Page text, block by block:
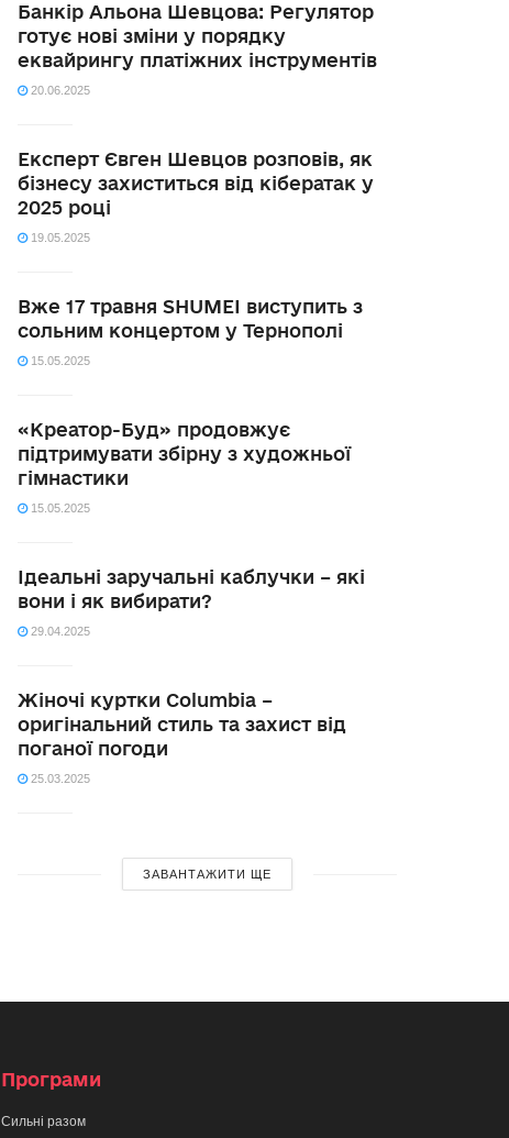
Банкір Альона Шевцова: Регулятор
готує нові зміни у порядку
еквайрингу платіжних інструментів
20.06.2025
Експерт Євген Шевцов розповів, як
бізнесу захиститься від кібератак у
2025 році
19.05.2025
Вже 17 травня SHUMEI виступить з
сольним концертом у Тернополі
15.05.2025
«Креатор-Буд» продовжує
підтримувати збірну з художньої
гімнастики
15.05.2025
Ідеальні заручальні каблучки – які
вони і як вибирати?
29.04.2025
Жіночі куртки Columbia –
оригінальний стиль та захист від
поганої погоди
25.03.2025
ЗАВАНТАЖИТИ ЩЕ
Програми
Сильні разом